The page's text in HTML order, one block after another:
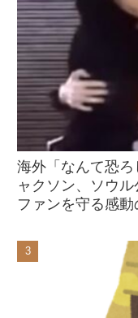
海外「なんて恐
ャクソン、ソウ
ファンを守る感動